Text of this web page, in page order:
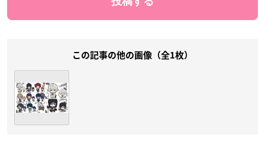
この記事の他の画像（全1枚）